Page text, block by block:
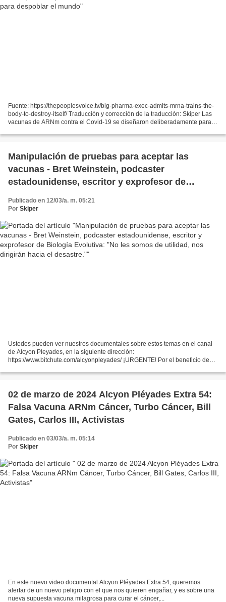
Fuente: https://thepeoplesvoice.tv/big-pharma-exec-admits-mrna-trains-the-
body-to-destroy-itself/ Traducción y corrección de la traducción: Skiper Las
vacunas de ARNm contra el Covid-19 se diseñaron deliberadamente para
Manipulación de pruebas para aceptar las
vacunas - Bret Weinstein, podcaster
estadounidense, escritor y exprofesor de
nos dirigirán hacia el desastre."
Publicado en 12/03/a. m. 05:21
Por Skiper
Ustedes pueden ver nuestros documentales sobre estos temas en el canal
de Alcyon Pleyades, en la siguiente dirección:
https://www.bitchute.com/alcyonpleyades/ ¡URGENTE! Por el beneficio de
02 de marzo de 2024 Alcyon Pléyades Extra 54:
Falsa Vacuna ARNm Cáncer, Turbo Cáncer, Bill
Gates, Carlos III, Activistas
Publicado en 03/03/a. m. 05:14
Por Skiper
En este nuevo video documental Alcyon Pléyades Extra 54, queremos
alertar de un nuevo peligro con el que nos quieren engañar, y es sobre una
nueva supuesta vacuna milagrosa para curar el cáncer,...